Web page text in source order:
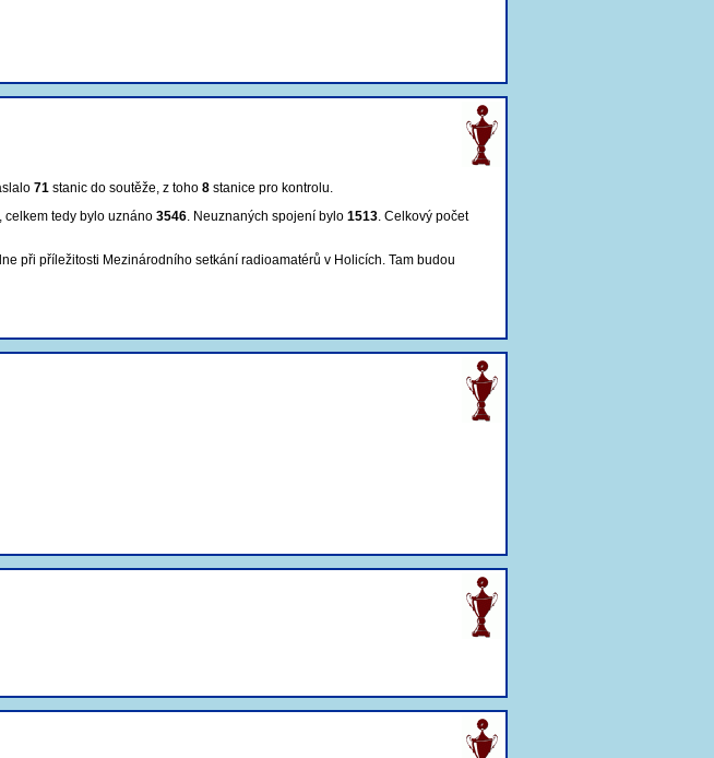
71 stanic do soutěže, z toho 8 stanice pro kontrolu.
, celkem tedy bylo uznáno 3546. Neuznaných spojení bylo 1513. Celkový počet
při příležitosti Mezinárodního setkání radioamatérů v Holicích. Tam budou